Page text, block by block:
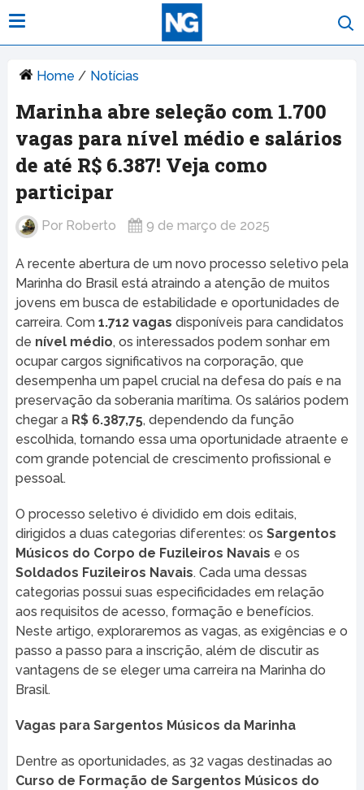
Home / Notícias
Marinha abre seleção com 1.700
vagas para nível médio e salários
de até R$ 6.387! Veja como
participar
Por Roberto 9 de março de 2025
A recente abertura de um novo processo seletivo pela
Marinha do Brasil está atraindo a atenção de muitos
jovens em busca de estabilidade e oportunidades de
carreira. Com 1.712 vagas disponíveis para candidatos
de nível médio, os interessados podem sonhar em
ocupar cargos significativos na corporação, que
desempenha um papel crucial na defesa do país e na
preservação da soberania marítima. Os salários podem
chegar a R$ 6.387,75, dependendo da função
escolhida, tornando essa uma oportunidade atraente e
com grande potencial de crescimento profissional e
pessoal.
O processo seletivo é dividido em dois editais,
dirigidos a duas categorias diferentes: os Sargentos
Músicos do Corpo de Fuzileiros Navais e os
Soldados Fuzileiros Navais. Cada uma dessas
categorias possui suas especificidades em relação
aos requisitos de acesso, formação e benefícios.
Neste artigo, exploraremos as vagas, as exigências e o
passo a passo para a inscrição, além de discutir as
vantagens de se eleger uma carreira na Marinha do
Brasil.
Vagas para Sargentos Músicos da Marinha
Dentre as oportunidades, as 32 vagas destinadas ao
Curso de Formação de Sargentos Músicos do